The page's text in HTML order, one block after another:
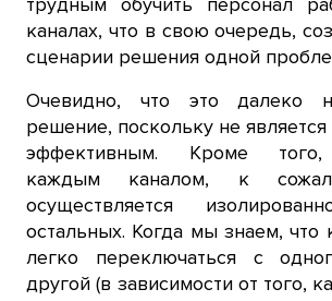
каналах, что в свою очередь,
сценарии решения одной
Очевидно, что это далеко
решение, поскольку не
эффективным. Кроме того,
каждым каналом, к
осуществляется
остальных. Когда мы знаем, что
легко переключаться с
другой (в зависимости от того,